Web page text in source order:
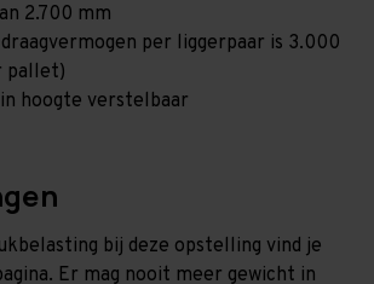
2.700 mm
per liggerpaar is 3.000
pallet)
hoogte verstelbaar
bij deze opstelling vind je
Er mag nooit meer gewicht in